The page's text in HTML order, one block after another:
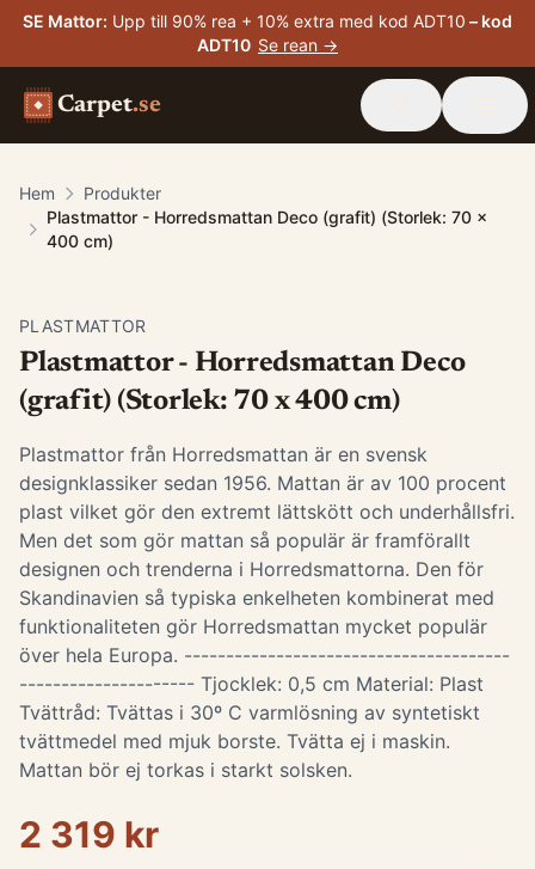
SE Mattor: Upp till 90% rea + 10% extra med kod ADT10 – kod
ADT10 Se rean →
Carpet.se
Hem
Produkter
Plastmattor - Horredsmattan Deco (grafit) (Storlek: 70 x
400 cm)
PLASTMATTOR
Plastmattor - Horredsmattan Deco
(grafit) (Storlek: 70 x 400 cm)
Plastmattor från Horredsmattan är en svensk
designklassiker sedan 1956. Mattan är av 100 procent
plast vilket gör den extremt lättskött och underhållsfri.
Men det som gör mattan så populär är framförallt
designen och trenderna i Horredsmattorna. Den för
Skandinavien så typiska enkelheten kombinerat med
funktionaliteten gör Horredsmattan mycket populär
över hela Europa. ---------------------------------------
--------------------- Tjocklek: 0,5 cm Material: Plast
Tvättråd: Tvättas i 30º C varmlösning av syntetiskt
tvättmedel med mjuk borste. Tvätta ej i maskin.
Mattan bör ej torkas i starkt solsken.
2 319 kr